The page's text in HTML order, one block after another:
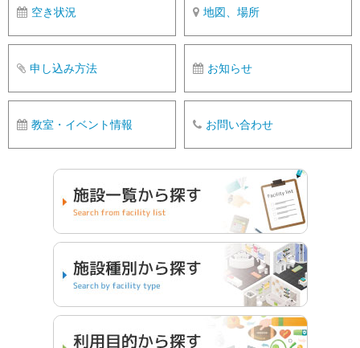
空き状況 地図、場所
申し込み方法 お知らせ
教室・イベント情報 お問い合わせ